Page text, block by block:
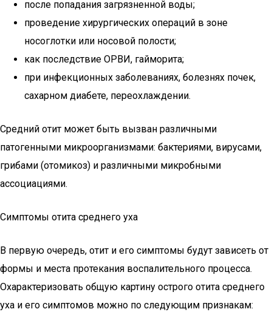
после попадания загрязненной воды;
проведение хирургических операций в зоне
носоглотки или носовой полости;
как последствие ОРВИ, гайморита;
при инфекционных заболеваниях, болезнях почек,
сахарном диабете, переохлаждении.
Средний отит может быть вызван различными
патогенными микроорганизмами: бактериями, вирусами,
грибами (отомикоз) и различными микробными
ассоциациями.
Симптомы отита среднего уха
В первую очередь, отит и его симптомы будут зависеть от
формы и места протекания воспалительного процесса.
Охарактеризовать общую картину острого отита среднего
уха и его симптомов можно по следующим признакам: